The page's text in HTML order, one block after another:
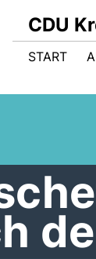
CDU
START